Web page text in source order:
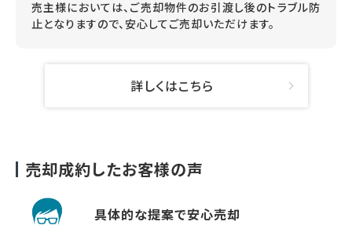
売主様においては、ご売却物件のお引渡し後のトラブル防
止となりますので、安心してご売却いただけます。
詳しくはこちら
売却成約したお客様の声
具体的な提案で安心売却